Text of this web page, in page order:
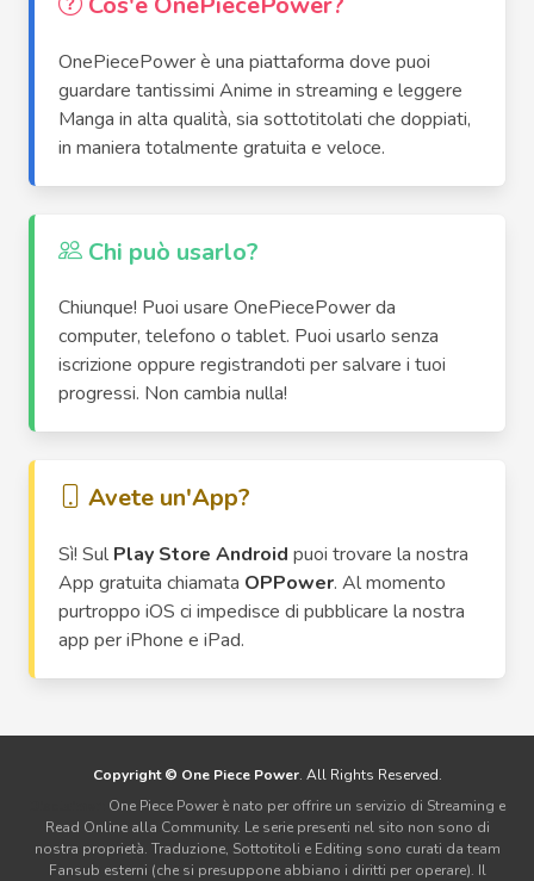
OnePiecePower è una piattaforma dove puoi
guardare tantissimi Anime in streaming e leggere
Manga in alta qualità, sia sottotitolati che doppiati,
in maniera totalmente gratuita e veloce.
Chi può usarlo?
Chiunque! Puoi usare OnePiecePower da
computer, telefono o tablet. Puoi usarlo senza
iscrizione oppure registrandoti per salvare i tuoi
progressi. Non cambia nulla!
Avete un'App?
Sì! Sul Play Store Android puoi trovare la nostra
App gratuita chiamata OPPower. Al momento
purtroppo iOS ci impedisce di pubblicare la nostra
app per iPhone e iPad.
Copyright © One Piece Power. All Rights Reserved.
One Piece Power è nato per offrire un servizio di Streaming e
Read Online alla Community. Le serie presenti nel sito non sono di
nostra proprietà. Traduzione, Sottotitoli e Editing sono curati da team
Fansub esterni (che si presuppone abbiano i diritti per operare). Il